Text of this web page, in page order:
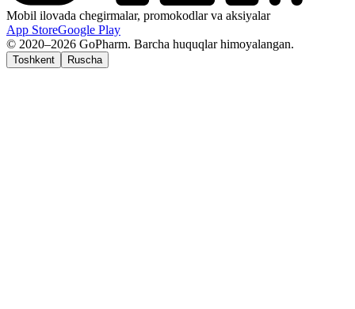
Mobil ilovada chegirmalar, promokodlar va aksiyalar
App StoreGoogle Play
© 2020–2026 GoPharm. Barcha huquqlar himoyalangan.
Toshkent Ruscha